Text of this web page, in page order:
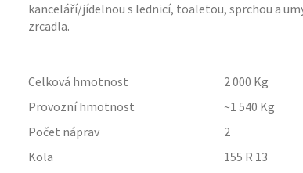
kanceláří/jídelnou s lednicí, toaletou, sprchou a
zrcadla.
Celková hmotnost 2 000 Kg
Provozní hmotnost
~1 540 Kg
Počet náprav
2
Kola
155 R 13